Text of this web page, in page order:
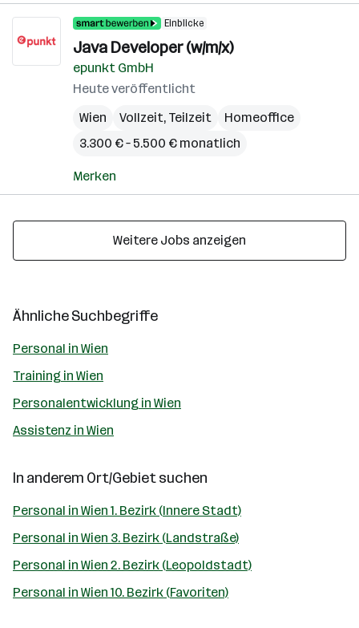
Einblicke
Java Developer (w/m/x)
epunkt GmbH
Heute veröffentlicht
Wien
Vollzeit, Teilzeit
Homeoffice
3.300 € – 5.500 € monatlich
Merken
Weitere Jobs anzeigen
Ähnliche Suchbegriffe
Personal in Wien
Training in Wien
Personalentwicklung in Wien
Assistenz in Wien
In anderem Ort/Gebiet suchen
Personal in Wien 1. Bezirk (Innere Stadt)
Personal in Wien 3. Bezirk (Landstraße)
Personal in Wien 2. Bezirk (Leopoldstadt)
Personal in Wien 10. Bezirk (Favoriten)